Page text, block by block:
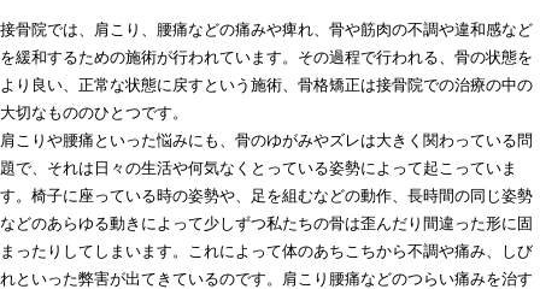
接骨院では、肩こり、腰痛などの痛みや痺れ、骨や筋肉の不調や違和感など
を緩和するための施術が行われています。その過程で行われる、骨の状態を
より良い、正常な状態に戻すという施術、骨格矯正は接骨院での治療の中の
大切なもののひとつです。
肩こりや腰痛といった悩みにも、骨のゆがみやズレは大きく関わっている問
題で、それは日々の生活や何気なくとっている姿勢によって起こっていま
す。椅子に座っている時の姿勢や、足を組むなどの動作、長時間の同じ姿勢
などのあらゆる動きによって少しずつ私たちの骨は歪んだり間違った形に固
まったりしてしまいます。これによって体のあちこちから不調や痛み、しび
れといった弊害が出てきているのです。肩こり腰痛などのつらい痛みを治す